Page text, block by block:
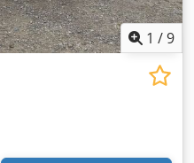
1 /9